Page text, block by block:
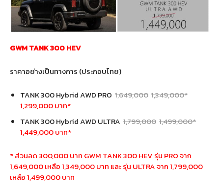
GWM TANK 300 HEV
ราคาอย่างเป็นทางการ (ประกอบไทย)
TANK 300 Hybrid AWD PRO 1,649,000 1,349,000*
1,299,000 บาท*
TANK 300 Hybrid AWD ULTRA 1,799,000 1,499,000*
1,449,000 บาท*
* ส่วนลด 300,000 บาท GWM TANK 300 HEV รุ่น PRO จาก
1,649,000 เหลือ 1,349,000 บาท และ รุ่น ULTRA จาก 1,799,000
เหลือ 1,499,000 บาท